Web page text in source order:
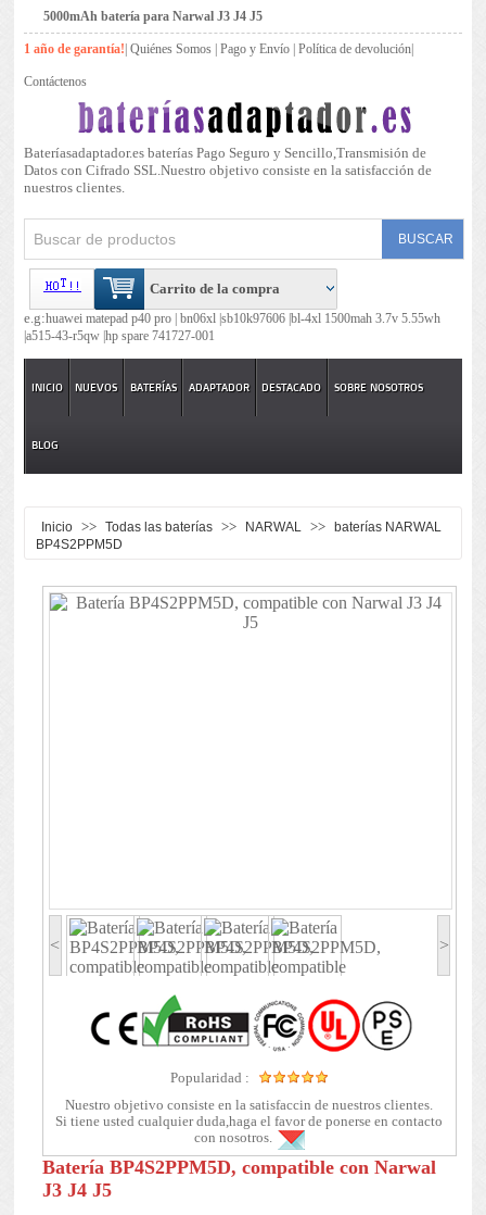
5000mAh batería para Narwal J3 J4 J5
1 año de garantía! |Quiénes Somos |Pago y Envío |Política de devolución
Contáctenos
Bateríasadaptador.es baterías Pago Seguro y Sencillo,Transmisión de
Datos con Cifrado SSL.Nuestro objetivo consiste en la satisfacción de
nuestros clientes.
Carrito de la compra
e.g:huawei matepad p40 pro |bn06xl |sb10k97606 |bl-4xl 1500mah 3.7v 5.55wh
|a515-43-r5qw |hp spare 741727-001
INICIO NUEVOS BATERÍAS ADAPTADOR DESTACADO SOBRE NOSOTROS
BLOG
Inicio >> Todas las baterías >> NARWAL >>
baterías NARWAL
BP4S2PPM5D
< >
Popularidad :
Nuestro objetivo consiste en la satisfaccin de nuestros clientes.
Si tiene usted cualquier duda,haga el favor de ponerse en contacto
con nosotros.
Batería BP4S2PPM5D, compatible con Narwal
J3 J4 J5